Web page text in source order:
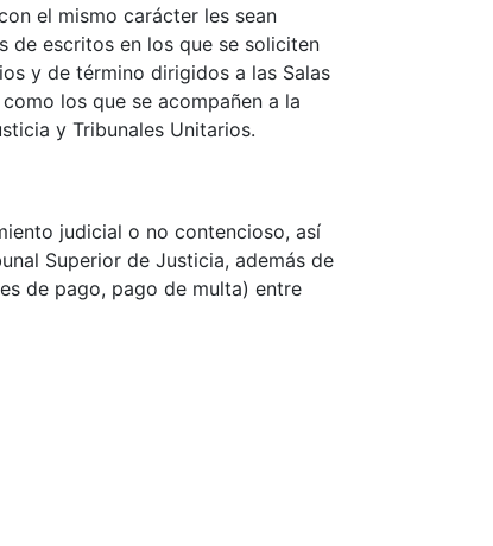
el mismo carácter les sean
de escritos en los que se soliciten
y de término dirigidos a las Salas
los que se acompañen a la
y Tribunales Unitarios.
judicial o no contencioso, así
Superior de Justicia, además de
de pago, pago de multa) entre